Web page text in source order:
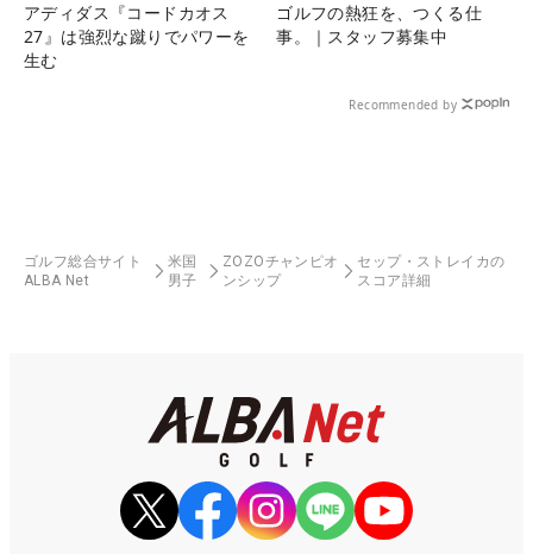
アディダス『コードカオス
27』は強烈な蹴りでパワーを
生む
ゴルフの熱狂を、つくる仕
事。｜スタッフ募集中
Recommended by
ゴルフ総合サイト
ALBA Net
米国
男子
ZOZOチャンピオ
ンシップ
セップ・ストレイカの
スコア詳細